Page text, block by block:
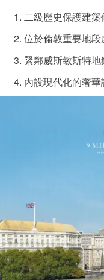
二級歷史保護建
位於倫敦重要地
緊鄰威斯敏斯特地
內設現代化的奢華